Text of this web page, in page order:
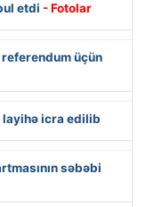
etdi - Fotolar
üçün
icra edilib
səbəbi